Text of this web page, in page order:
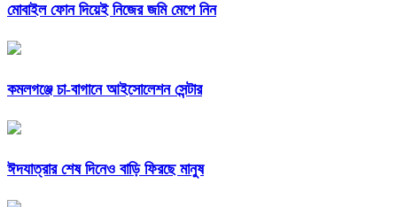
মোবাইল ফোন দিয়েই নিজের জমি মেপে নিন
কমলগঞ্জে চা-বাগানে আইসোলেশন সেন্টার
ঈদযাত্রার শেষ দিনেও বাড়ি ফিরছে মানুষ